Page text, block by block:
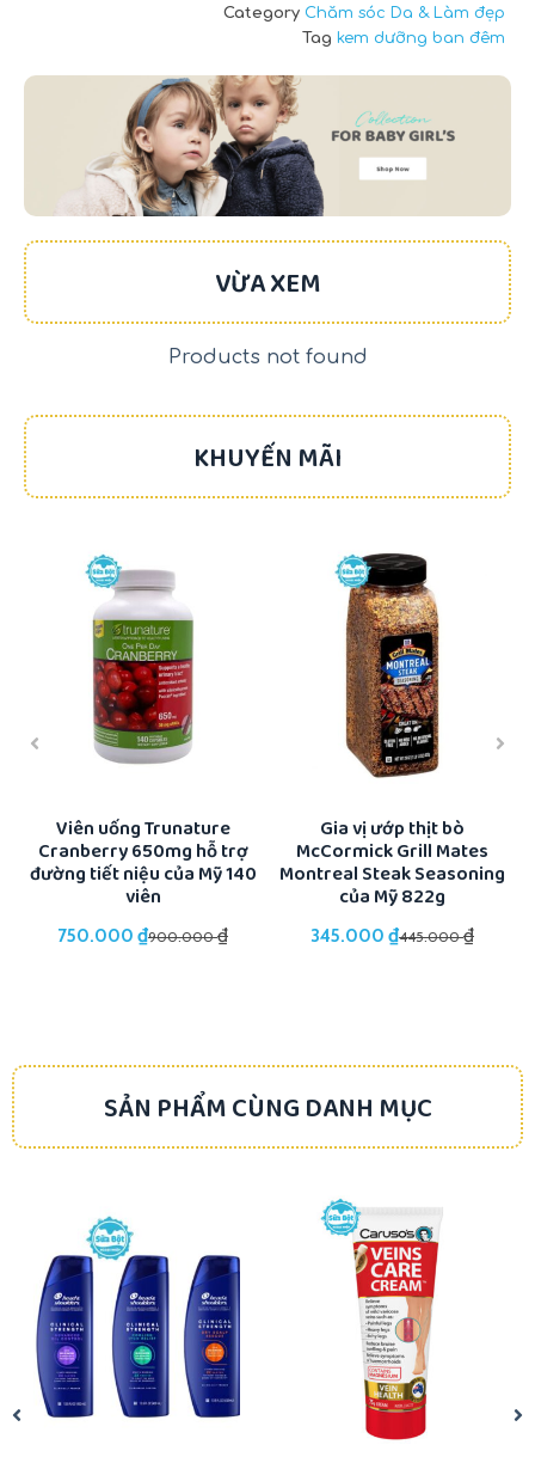
Category Chăm sóc Da & Làm đẹp
Tag kem dưỡng ban đêm
VỪA XEM
Products not found
KHUYẾN MÃI
Viên uống Trunature
Cranberry 650mg hỗ trợ
đường tiết niệu của Mỹ 140
viên
900.000₫
750.000 ₫
Gia vị ướp thịt bò
McCormick Grill Mates
Montreal Steak Seasoning
của Mỹ 822g
445.000₫
345.000 ₫
SẢN PHẨM CÙNG DANH MỤC